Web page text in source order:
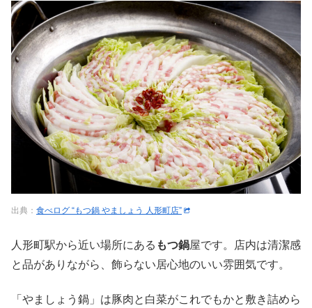
出典： 食べログ “もつ鍋 やましょう 人形町店”
人形町駅から近い場所にある もつ鍋屋です。店内は清潔感
と品がありながら、飾らない居心地のいい雰囲気です。
「やましょう鍋」は豚肉と白菜がこれでもかと敷き詰めら